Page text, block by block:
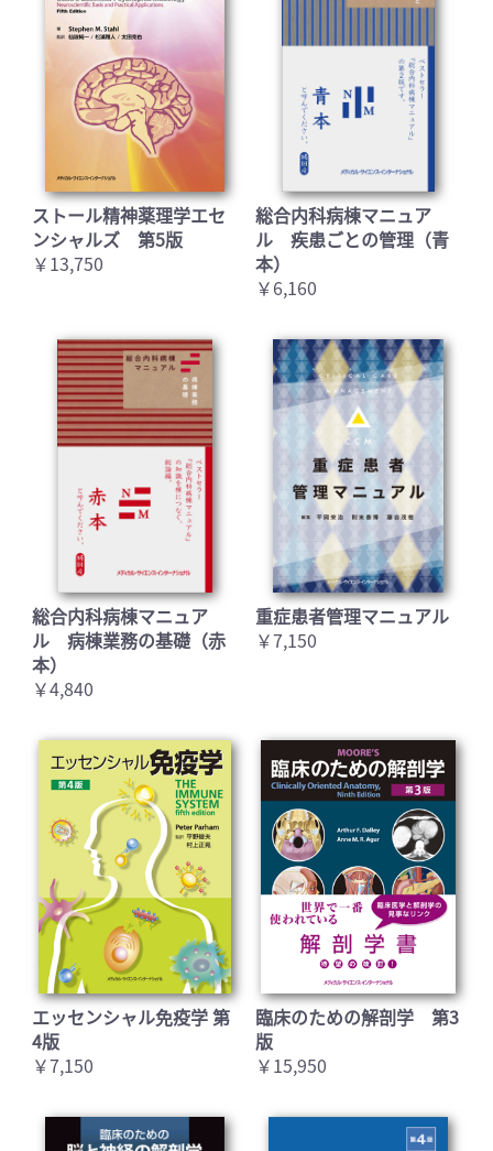
お買い物を続ける カートへ進む
ストール精神薬理学エセ
ンシャルズ 第5版
￥13,750
総合内科病棟マニュア
ル 疾患ごとの管理（青
本）
￥6,160
総合内科病棟マニュア
ル 病棟業務の基礎（赤
本）
￥4,840
重症患者管理マニュアル
￥7,150
エッセンシャル免疫学 第
4版
￥7,150
臨床のための解剖学 第3
版
￥15,950